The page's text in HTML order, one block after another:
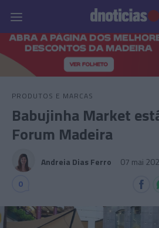
Prazeres
PRODUTOS E MARCAS
Babujinha Market
Forum Madeira
Andreia Dias Ferro 07 mai
0